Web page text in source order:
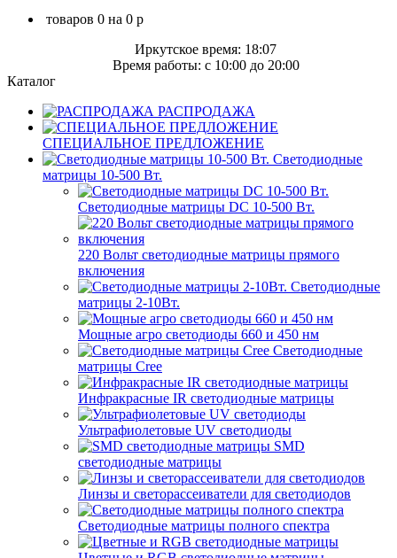
товаров 0 на 0 p
Иркутское время: 18:07
Время работы: c 10:00 до 20:00
Каталог
РАСПРОДАЖА
СПЕЦИАЛЬНОЕ ПРЕДЛОЖЕНИЕ
Светодиодные
матрицы 10-500 Вт.
Светодиодные матрицы DC 10-500 Вт.
220 Вольт cветодиодные матрицы прямого
включения
Светодиодные
матрицы 2-10Вт.
Мощные агро светодиоды 660 и 450 нм
Светодиодные
матрицы Cree
Инфракрасные IR светодиодные матрицы
Ультрафиолетовые UV светодиоды
SMD
светодиодные матрицы
Линзы и светорассеиватели для светодиодов
Светодиодные матрицы полного спектра